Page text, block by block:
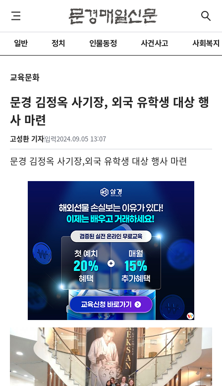
일반 정치 인물동정 사건사고 사회복지
교육문화
문경 김정옥 사기장, 외국 유학생 대상 행
사 마련
고성환 기자입력2024.09.05 13:07
문경 김정옥 사기장,외국 유학생 대상 행사 마련